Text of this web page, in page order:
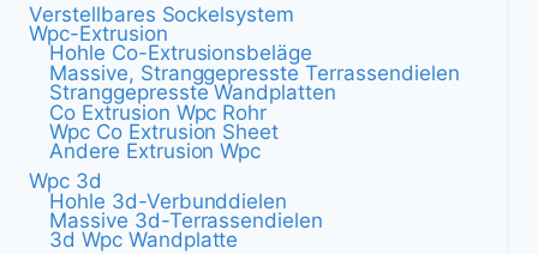
Verstellbares Sockelsystem
Wpc-Extrusion
Hohle Co-Extrusionsbeläge
Massive, Stranggepresste Terrassendielen
Stranggepresste Wandplatten
Co Extrusion Wpc Rohr
Wpc Co Extrusion Sheet
Andere Extrusion Wpc
Wpc 3d
Hohle 3d-Verbunddielen
Massive 3d-Terrassendielen
3d Wpc Wandplatte